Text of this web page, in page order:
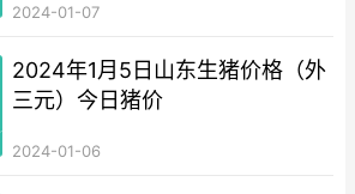
2024-01-07
2024年1月5日山东生猪价格（外
三元）今日猪价
2024-01-06